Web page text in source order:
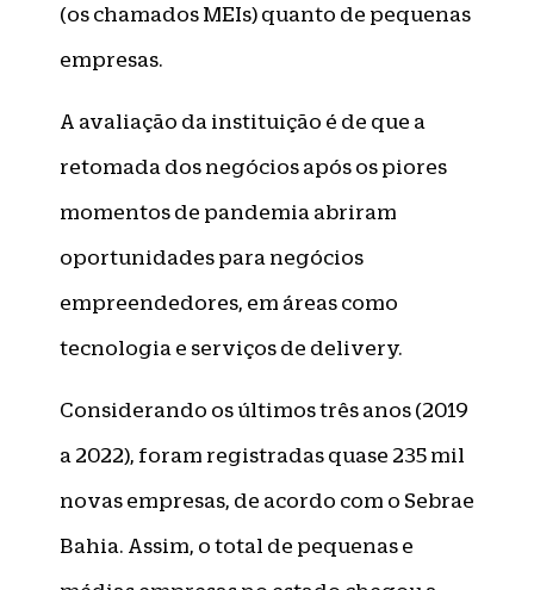
(os chamados MEIs) quanto de pequenas
empresas.
A avaliação da instituição é de que a
retomada dos negócios após os piores
momentos de pandemia abriram
oportunidades para negócios
empreendedores, em áreas como
tecnologia e serviços de delivery.
Considerando os últimos três anos (2019
a 2022), foram registradas quase 235 mil
novas empresas, de acordo com o Sebrae
Bahia. Assim, o total de pequenas e